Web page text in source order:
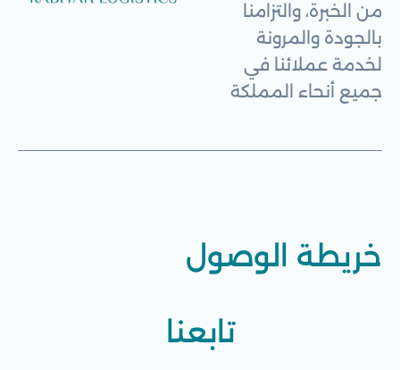
من الخبرة، والتزامنا
بالجودة والمرونة
لخدمة عملائنا في
جميع أنحاء المملكة
تابعنا
خريطة الوصول